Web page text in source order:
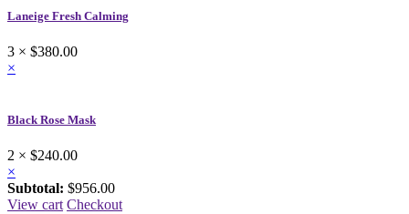
Laneige Fresh Calming
3 × $380.00
×
Black Rose Mask
2 × $240.00
×
Subtotal: $956.00
View cart Checkout